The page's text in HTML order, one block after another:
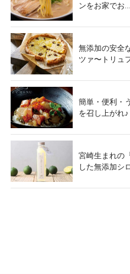
ンをお家でお...
無添加の安全
ツァ〜トリュ
簡単・便利・
を召し上がれ♪
宮崎生まれの
した無添加シ